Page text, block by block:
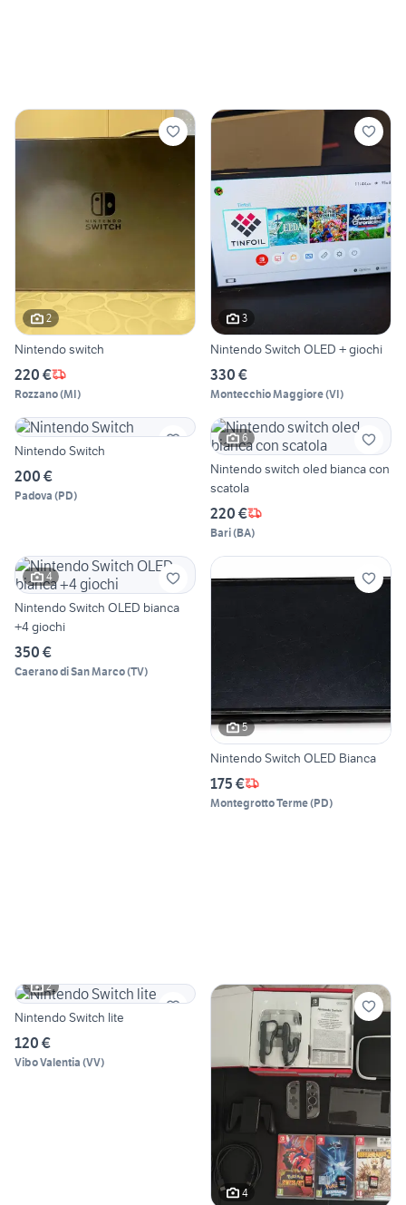
2
Nintendo switch
220 €
Rozzano(MI)
3
Nintendo Switch OLED + giochi
330 €
Montecchio Maggiore(VI)
Nintendo Switch
200 €
Padova (PD)
6
Nintendo switch oled bianca con
scatola
220 €
Bari(BA)
4
Nintendo Switch OLED bianca
+4 giochi
350 €
Caerano di San Marco(TV)
5
Nintendo Switch OLED Bianca
175 €
Montegrotto Terme(PD)
2
Nintendo Switch lite
120 €
Vibo Valentia (VV)
4